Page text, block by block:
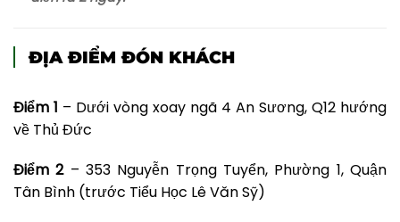
ĐỊA ĐIỂM ĐÓN KHÁCH
Điểm 1 – Dưới vòng xoay ngã 4 An Sương, Q12 hướng
về Thủ Đức
Điểm 2– 353 Nguyễn Trọng Tuyển, Phường 1, Quận
Tân Bình (trước Tiểu Học Lê Văn Sỹ)